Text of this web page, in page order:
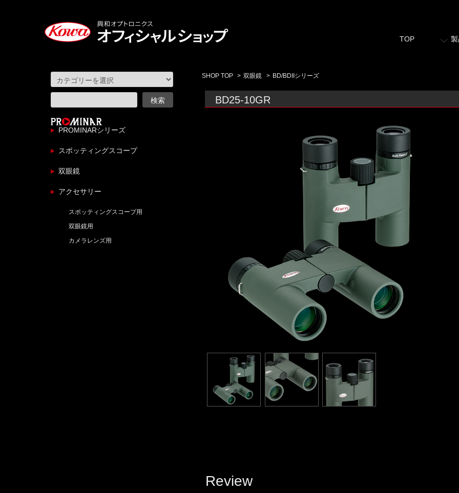
TOP
SHOP TOP > 双眼鏡 > BD/BDIIシリーズ
BD25-10GR
Review
PROMINARシリーズ
スポッティングスコープ
双眼鏡
アクセサリー
スポッティングスコープ用
双眼鏡用
カメラレンズ用